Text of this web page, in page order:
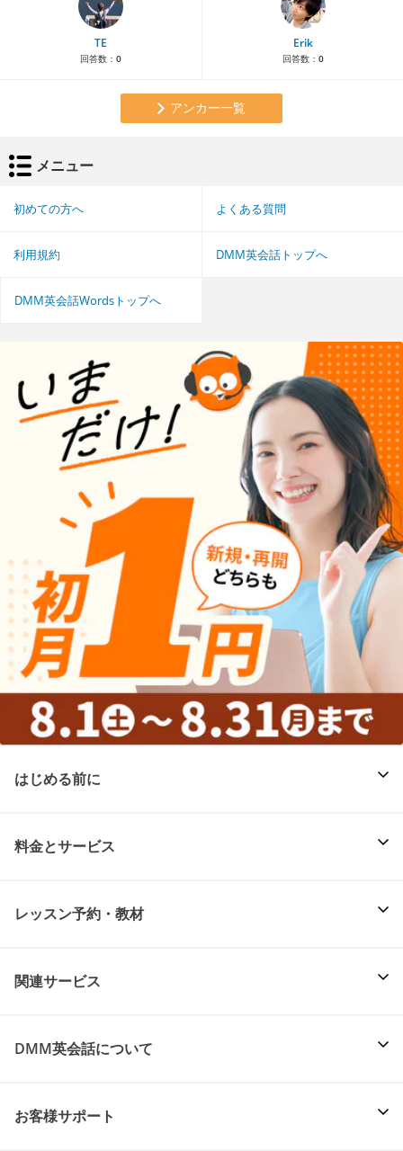
TE
回答数： 0
Erik
回答数： 0
アンカー一覧
メニュー
初めての方へ よくある質問
利用規約 DMM英会話トップへ
DMM英会話Wordsトップへ
はじめる前に
料金とサービス
レッスン予約・教材
関連サービス
DMM英会話について
お客様サポート